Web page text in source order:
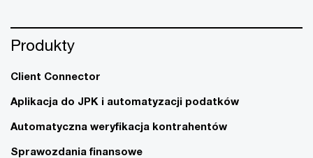
Produkty
Client Connector
Aplikacja do JPK i automatyzacji podatków
Automatyczna weryfikacja kontrahentów
Sprawozdania finansowe